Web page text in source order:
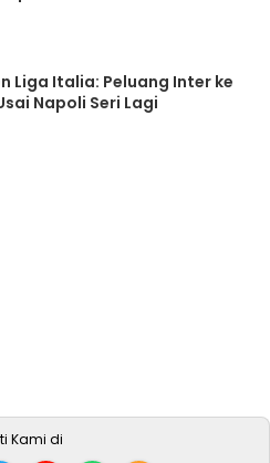
Liga Italia: Peluang Inter ke
Napoli Seri Lagi
Kami di